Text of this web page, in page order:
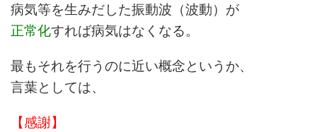
病気等を生みだした振動波（波動）が
正常化すれば病気はなくなる。
最もそれを行うのに近い概念というか、
言葉としては、
【感謝】